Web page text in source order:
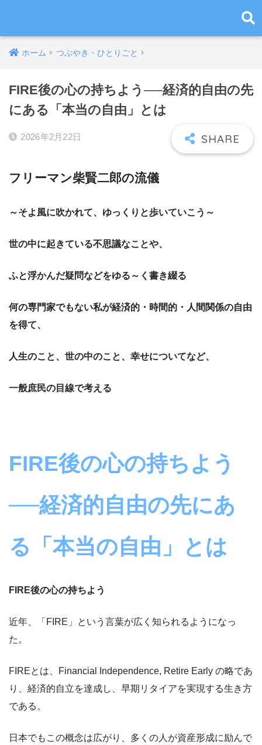
ホーム つぶやき・ひとりごと
FIRE後の心の持ちよう──経済的自由の先
にある「本当の自由」とは
2026年2月22日
フリーマン柴賢二郎の流儀
～そよ風に吹かれて、ゆっくりと歩いていこう～
世の中に起きている不思議なことや、
ふと浮かんだ疑問などをゆる～く書き綴る
何の専門家でもない私が経済的・時間的・人間関係の自由
を得て、
人生のこと、世の中のこと、幸せについてなど、
一般庶民の目線で考える
FIRE後の心の持ちよう
──経済的自由の先にあ
る「本当の自由」とは
FIRE後の心の持ちよう
近年、「FIRE」という言葉が広く知られるようになっ
た。
FIREとは、Financial Independence, Retire Early の略であ
り、経済的自立を達成し、早期リタイアを実現する生き方
である。
日本でもこの概念は広がり、多くの人が資産形成に励んで